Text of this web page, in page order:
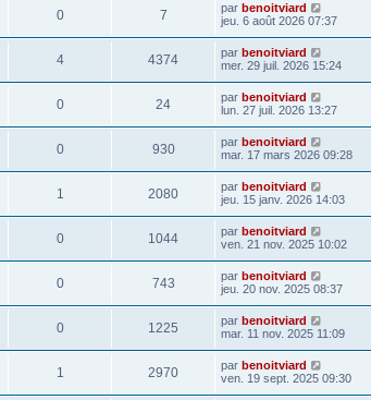
0 7 par benoitviard
jeu. 6 août 2026 07:37
4 4374 par benoitviard
mer. 29 juil. 2026 15:24
0 24 par benoitviard
lun. 27 juil. 2026 13:27
0 930 par benoitviard
mar. 17 mars 2026 09:28
1 2080 par benoitviard
jeu. 15 janv. 2026 14:03
0 1044 par benoitviard
ven. 21 nov. 2025 10:02
0 743 par benoitviard
jeu. 20 nov. 2025 08:37
0 1225 par benoitviard
mar. 11 nov. 2025 11:09
1 2970 par benoitviard
ven. 19 sept. 2025 09:30